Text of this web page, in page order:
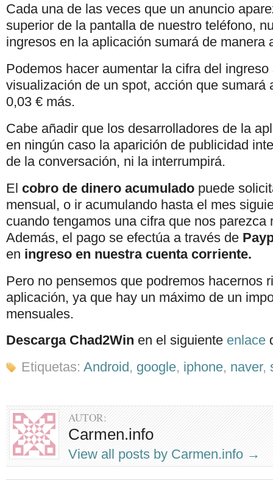
Cada una de las veces que un anuncio
superior de la pantalla de nuestro teléfono,
ingresos en la aplicación sumará de manera
Podemos hacer aumentar la cifra del
visualización de un spot, acción que sumará
0,03 € más.
Cabe añadir que los desarrolladores de la
en ningún caso la aparición de publicidad
de la conversación, ni la interrumpirá.
El cobro de dinero acumulado puede
mensual, o ir acumulando hasta el mes
cuando tengamos una cifra que nos parezca
Además, el pago se efectúa a través de
en ingreso en nuestra cuenta corriente.
Pero no pensemos que podremos hacernos
aplicación, ya que hay un máximo de un
mensuales.
Descarga Chad2Win en el siguiente enlace
Etiquetas: Android, google, iphone, naver,
AUTOR:
Carmen.info
View all posts by Carmen.info →